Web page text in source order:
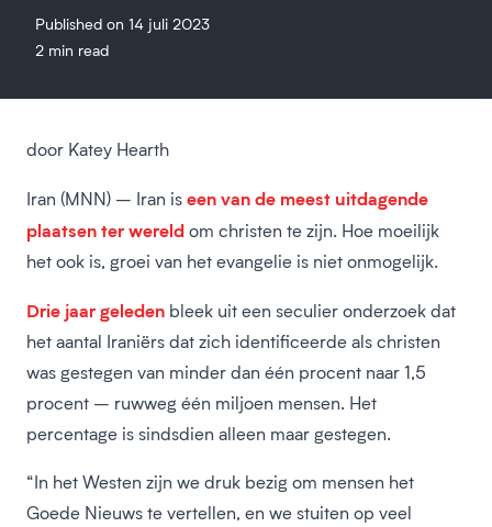
Published on 14 juli 2023
2 min read
door Katey Hearth
Iran (MNN) – Iran iseen van de meest uitdagende
plaatsen ter wereldom christen te zijn. Hoe moeilijk
het ook is, groei van het evangelie is niet onmogelijk.
Drie jaar geleden bleek uit een seculier onderzoek dat
het aantal Iraniërs dat zich identificeerde als christen
was gestegen van minder dan één procent naar 1,5
procent – ruwweg één miljoen mensen. Het
percentage is sindsdien alleen maar gestegen.
“In het Westen zijn we druk bezig om mensen het
Goede Nieuws te vertellen, en we stuiten op veel